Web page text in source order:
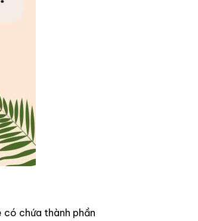
có chứa thành phần